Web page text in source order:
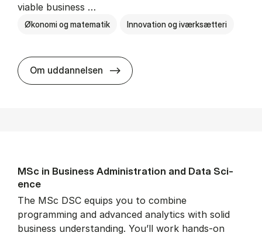
viable business …
Økonomi og matematik Innovation og iværksætteri
Om uddannelsen MSc in Busi­ness Ad­min­is­tra­tion
MSc in Busi­ness Ad­min­is­tra­tion and Data Sci­
ence
The MSc DSC equips you to combine
programming and advanced analytics with solid
business understanding. You’ll work hands-on